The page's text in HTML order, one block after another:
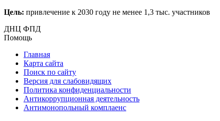
Цель: привлечение к 2030 году не менее 1,3 тыс. участников
ДНЦ ФПД
Помощь
Главная
Карта сайта
Поиск по сайту
Версия для слабовидящих
Политика конфиденциальности
Антикоррупционная деятельность
Антимонопольный комплаенс